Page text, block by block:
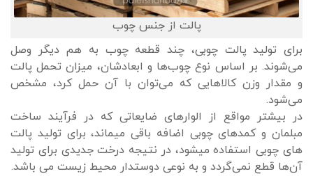
پالت از جنس چوب
برای تولید پالت چوبی، چند قطعه چوب به هم دیگر وصل
می‌شوند. بر اساس نوع چوب‌ها و ابعادشان، میزان تحمل پالت
و مقدار وزن کالاهایی که می‌توان با آن حمل کرد، مشخص
می‌شود.
در بیشتر مواقع از الوارهای ضایعاتی که در فرآیند ساخت
مبلمان و کمدهای چوبی اضافه باقی میماند، برای تولید پالت
های چوبی استفاده میشود، در نتیجه درخت جدیدی برای تولید
آن‌ها قطع نمی‌گردد و به نوعی دوستدار محیط زیست می باشد.